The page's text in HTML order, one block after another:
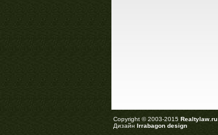
Copyright © 2003-2015 Realtylaw.ru
Дизайн Irrabagon design